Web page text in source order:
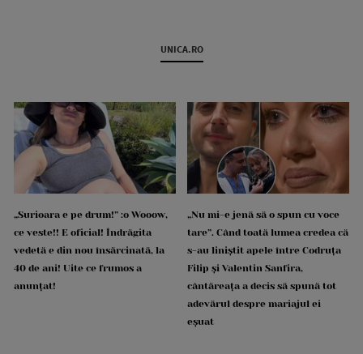
UNICA.RO
„Surioara e pe drum!” :o Wooow,
ce veste!! E oficial! Îndrăgita
vedetă e din nou însărcinată, la
40 de ani! Uite ce frumos a
anunțat!
„Nu mi-e jenă să o spun cu voce
tare”. Când toată lumea credea că
s-au liniștit apele între Codruța
Filip și Valentin Sanfira,
cântăreața a decis să spună tot
adevărul despre mariajul ei
eșuat